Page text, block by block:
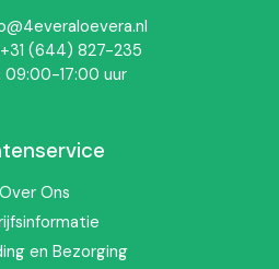
sporters
bewegen
actieve levensstijl
(644) 827-235
09:00-17:00 uur
Over Ons
en Bezorging